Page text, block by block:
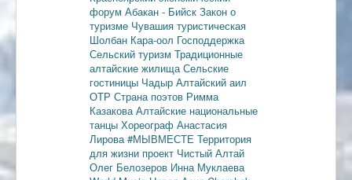
форум Абакан - Бийск Закон о
туризме Чувашия туристическая
Шолбан Кара-оол Господдержка
Сельский туризм Традиционные
алтайские жилища Сельские
гостиницы Чадыр Алтайский аил
ОТР Страна поэтов Римма
Казакова Алтайские национальные
танцы Хореограф Анастасия
Лирова #МЫВМЕСТЕ Территория
для жизни проект Чистый Алтай
Олег Белозеров Инна Муклаева